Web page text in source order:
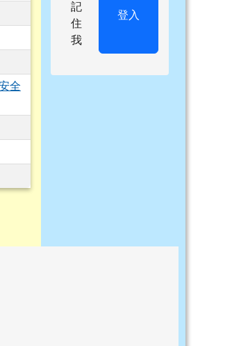
全
記
住
我
登入